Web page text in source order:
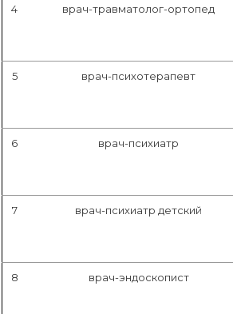
4 врач-травматолог-ортопед
5 врач-психотерапевт
6 врач-психиатр
7 врач-психиатр детский
8 врач-эндоскопист